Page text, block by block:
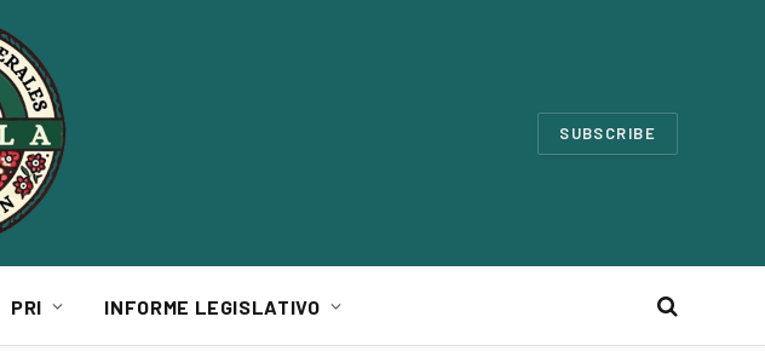
SUBSCRIBE
PRI INFORME LEGISLATIVO